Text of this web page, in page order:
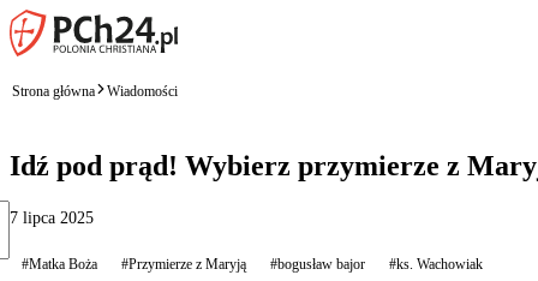
Strona główna Wiadomości
Idź pod prąd! Wybierz przymierze z
7 lipca 2025
#Matka Boża #Przymierze z Maryją #bogusław bajor #ks. Wachowiak